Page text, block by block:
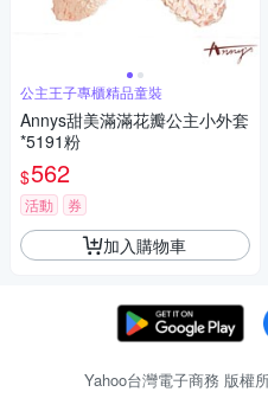
公主王子專櫃精品童裝
Annys甜美滿滿花瓣公主小外套
*5191粉
$562
活動 券
加入購物車
Yahoo台灣電子商務 版權